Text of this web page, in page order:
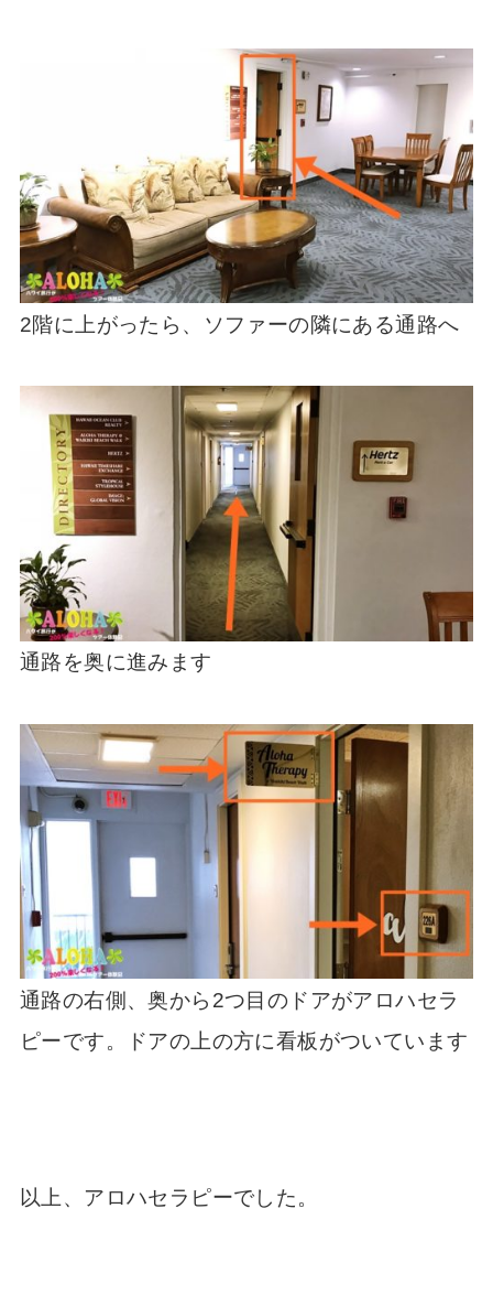
2階に上がったら、ソファーの隣にある通路へ
通路を奥に進みます
通路の右側、奥から2つ目のドアがアロハセラ
ピーです。ドアの上の方に看板がついています
以上、アロハセラピーでした。